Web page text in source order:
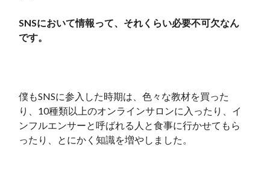
SNSにおいて情報って、それくらい必要不可欠なん
です。
僕もSNSに参入した時期は、色々な教材を買った
り、10種類以上のオンラインサロンに入ったり、イ
ンフルエンサーと呼ばれる人と食事に行かせてもら
ったり、とにかく知識を増やしました。